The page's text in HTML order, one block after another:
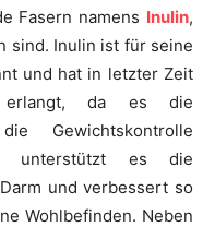
Fasern namens Inulin,
sind. Inulin ist für seine
und hat in letzter Zeit
erlangt, da es die
Gewichtskontrolle
unterstützt es die
und verbessert so
Wohlbefinden. Neben